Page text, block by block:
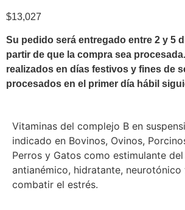
$13,027
Su pedido será entregado entre 2 y 5
partir de que la compra sea procesada.
realizados en días festivos y fines de
procesados en el primer día hábil
Vitaminas del complejo B en
indicado en Bovinos, Ovinos,
Perros y Gatos como estimulante
antianémico, hidratante, neurotónico
combatir el estrés.